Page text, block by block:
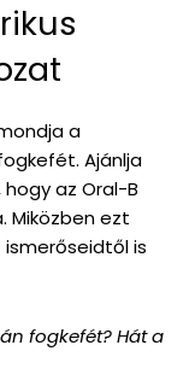
a
Ajánlja
az Oral-B
Miközben ezt
is
fogkefét? Hát a